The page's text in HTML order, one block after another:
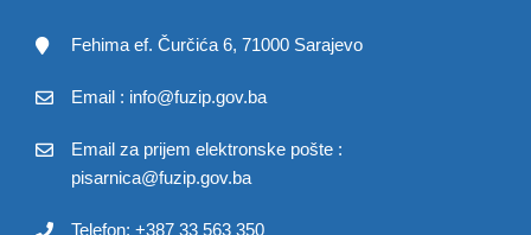
Fehima ef. Čurčića 6, 71000 Sarajevo
Email : info@fuzip.gov.ba
Email za prijem elektronske pošte :
pisarnica@fuzip.gov.ba
Telefon: +387 33 563 350